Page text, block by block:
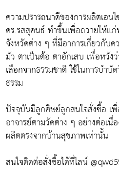
ความปรารถนาดีของการผลิตเอ
ดร.รสสุคนธ์ ทำขึ้นเพื่อถวายให้แ
จังหวัดต่าง ๆ ที่มีอาการเกี่ยวกับ
มัว ตาเป็นต้อ ตาอักเสบ เพื่อหวัง
เลือกจากธรรมชาติ ใช้ในการบำ
ธรรม
ปัจจุบันมีลูกศิษย์ลูกสนใจสั่งซื้อ เ
อาจารย์ตามวัดต่าง ๆ อย่างต่อเ
ผลิตตรงจากบ้านสุขภาพเท่านั้น
สนใจติดต่อสั่งซื้อได้ที่ไลน์